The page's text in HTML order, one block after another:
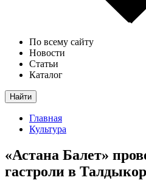
По всему сайту
Новости
Статьи
Каталог
Найти
Главная
Культура
«Астана Балет»
гастроли в